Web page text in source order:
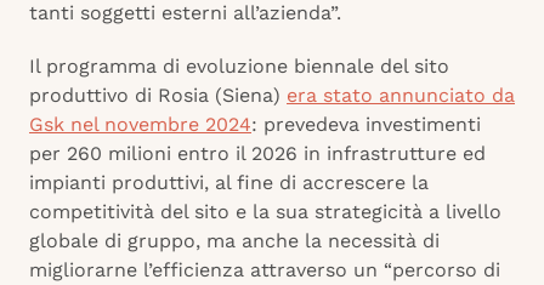
tanti soggetti esterni all’azienda”.
Il programma di evoluzione biennale del sito
produttivo di Rosia (Siena) era stato annunciato da
Gsk nel novembre 2024: prevedeva investimenti
per 260 milioni entro il 2026 in infrastrutture ed
impianti produttivi, al fine di accrescere la
competitività del sito e la sua strategicità a livello
globale di gruppo, ma anche la necessità di
migliorarne l’efficienza attraverso un “percorso di